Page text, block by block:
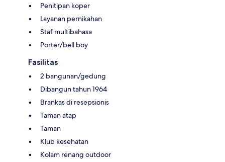
Penitipan koper
Layanan pernikahan
Staf multibahasa
Porter/bell boy
Fasilitas
2 bangunan/gedung
Dibangun tahun 1964
Brankas di resepsionis
Taman atap
Taman
Klub kesehatan
Kolam renang outdoor